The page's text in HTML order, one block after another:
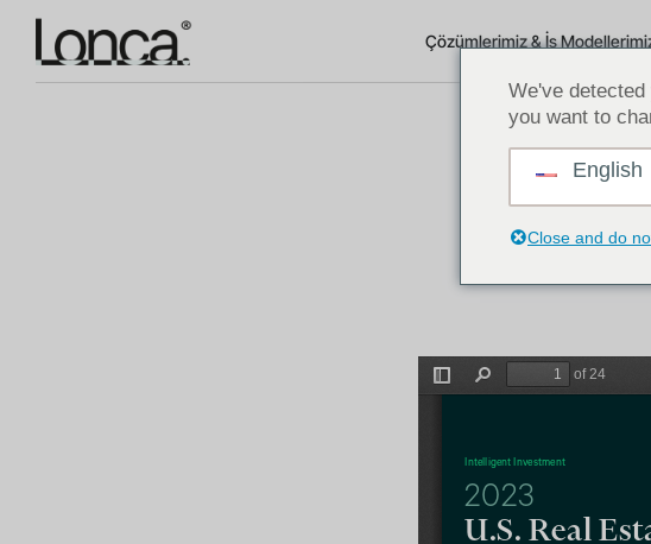
Çözümlerimiz & İş
ABD
We've
you want to
English
Close and do